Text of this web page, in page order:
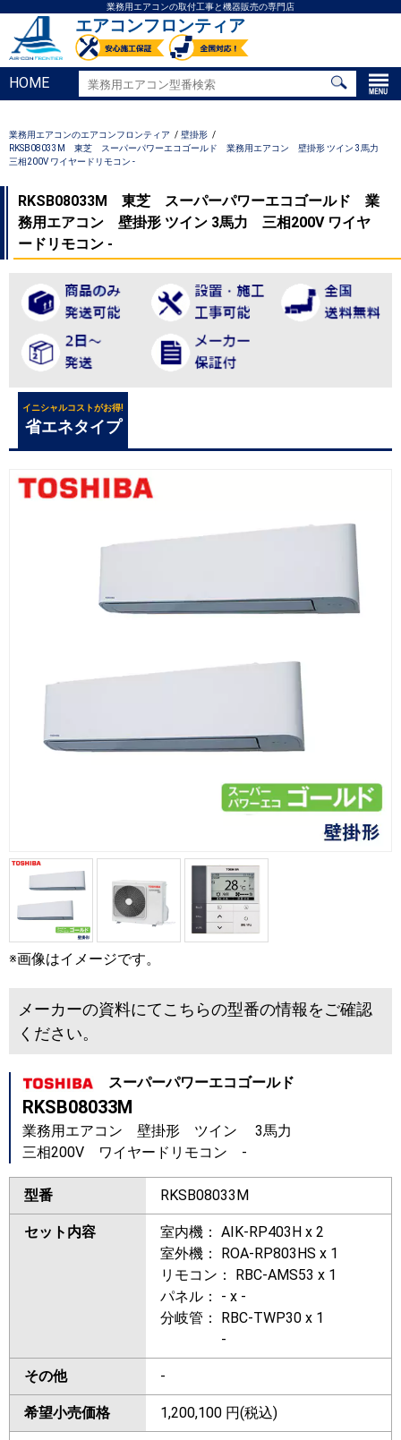
業務用エアコンの取付工事と機器販売の専門店
エアコンフロンティア
HOME
業務用エアコンのエアコンフロンティア
壁掛形
RKSB08033M 東芝 スーパーパワーエコゴールド 業務用エアコン 壁掛形 ツイン 3馬力
三相200V ワイヤードリモコン -
RKSB08033M 東芝 スーパーパワーエコゴールド 業
務用エアコン 壁掛形 ツイン 3馬力 三相200V ワイヤ
ードリモコン -
イニシャルコストがお得!
省エネタイプ
※画像はイメージです。
メーカーの資料にてこちらの型番の情報をご確認
ください。
スーパーパワーエコゴールド
RKSB08033M
業務用エアコン 壁掛形 ツイン 3馬力
三相200V ワイヤードリモコン -
型番 RKSB08033M
セット内容
室内機： AIK-RP403H x 2
室外機： ROA-RP803HS x 1
リモコン： RBC-AMS53 x 1
パネル： - x -
分岐管： RBC-TWP30 x 1
-
その他 -
希望小売価格 1,200,100 円(税込)